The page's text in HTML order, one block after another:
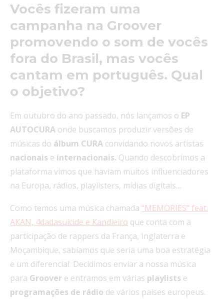
Vocês fizeram uma
campanha na Groover
promovendo o som de vocês
fora do Brasil, mas vocês
cantam em português. Qual
o objetivo?
Em outubro do ano passado, nós lançamos o EP
AUTOCURA onde buscamos produzir versões de
músicas do álbum CURA convidando novos artistas
nacionais e internacionais. Quando descobrimos a
plataforma vimos que haviam muitos influenciadores
na Europa, rádios, playlisters, mídias digitais…
Como temos uma música chamada “MEMORIES” feat.
AKAN, 4dadasuicide e Kandieiro que conta com a
participação de rappers da França, Inglaterra e
Moçambique, sabíamos que seria uma boa estratégia
e um diferencial. Decidimos enviar a nossa música
para Groover e entramos em várias playlists e
programações de rádio de vários países europeus.